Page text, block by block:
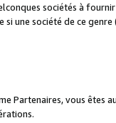
sociétés à
une société de ce
Partenaires, vous êtes